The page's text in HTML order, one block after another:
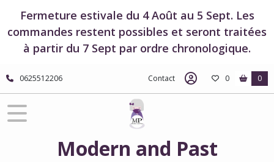
Fermeture estivale du 4 Août au 5 Sept. Les
commandes restent possibles et seront traitées
à partir du 7 Sept par ordre chronologique.
0625512206 Contact 0 0
Modern and Past